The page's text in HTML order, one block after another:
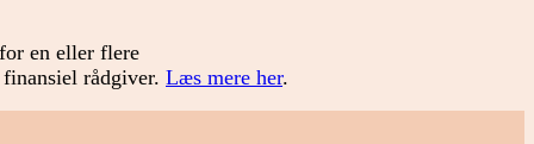
en eller flere
rådgiver. Læs mere her.